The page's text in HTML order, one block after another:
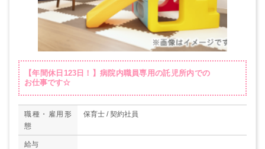
【年間休日123日！】病院内職員専用の託児所内での
お仕事です☆
職種・雇用形
態
保育士 / 契約社員
給与